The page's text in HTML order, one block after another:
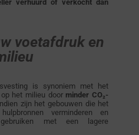
verhuurd of verkocht dan
voetafdruk en
is synoniem met het
het milieu door minder CO₂-
zijn het gebouwen die het
verminderen en
met een lagere